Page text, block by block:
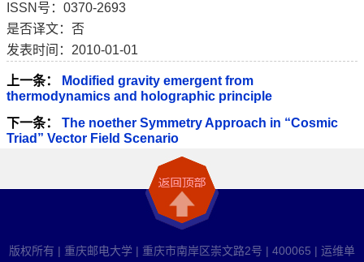
ISSN号：0370-2693
是否译文：否
发表时间：2010-01-01
上一条：
Modified gravity emergent from
thermodynamics and holographic principle
下一条：
The noether Symmetry Approach in “Cosmic
Triad” Vector Field Scenario
版权所有 | 重庆邮电大学 | 重庆市南岸区崇文路2号 | 400065 | 运维单